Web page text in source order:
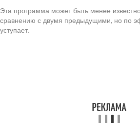
Эта программа может быть менее
сравнению с двумя предыдущими, но по
уступает.